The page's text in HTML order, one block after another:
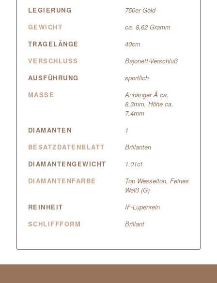
LEGIERUNG
750er Gold
GEWICHT
ca. 8,62 Gramm
TRAGELÄNGE
40cm
VERSCHLUSS
Bajonett-Verschluß
AUSFÜHRUNG
sportlich
MASSE
Anhänger Ã ca.
8,3mm, Höhe ca.
7,4mm
DIAMANTEN
1
BESATZDATENBLATT
Brillanten
DIAMANTENGEWICHT
1.01ct.
DIAMANTENFARBE
Top Wesselton, Feines
Weiß (G)
REINHEIT
IF-Lupenrein
SCHLIFFFORM
Brillant